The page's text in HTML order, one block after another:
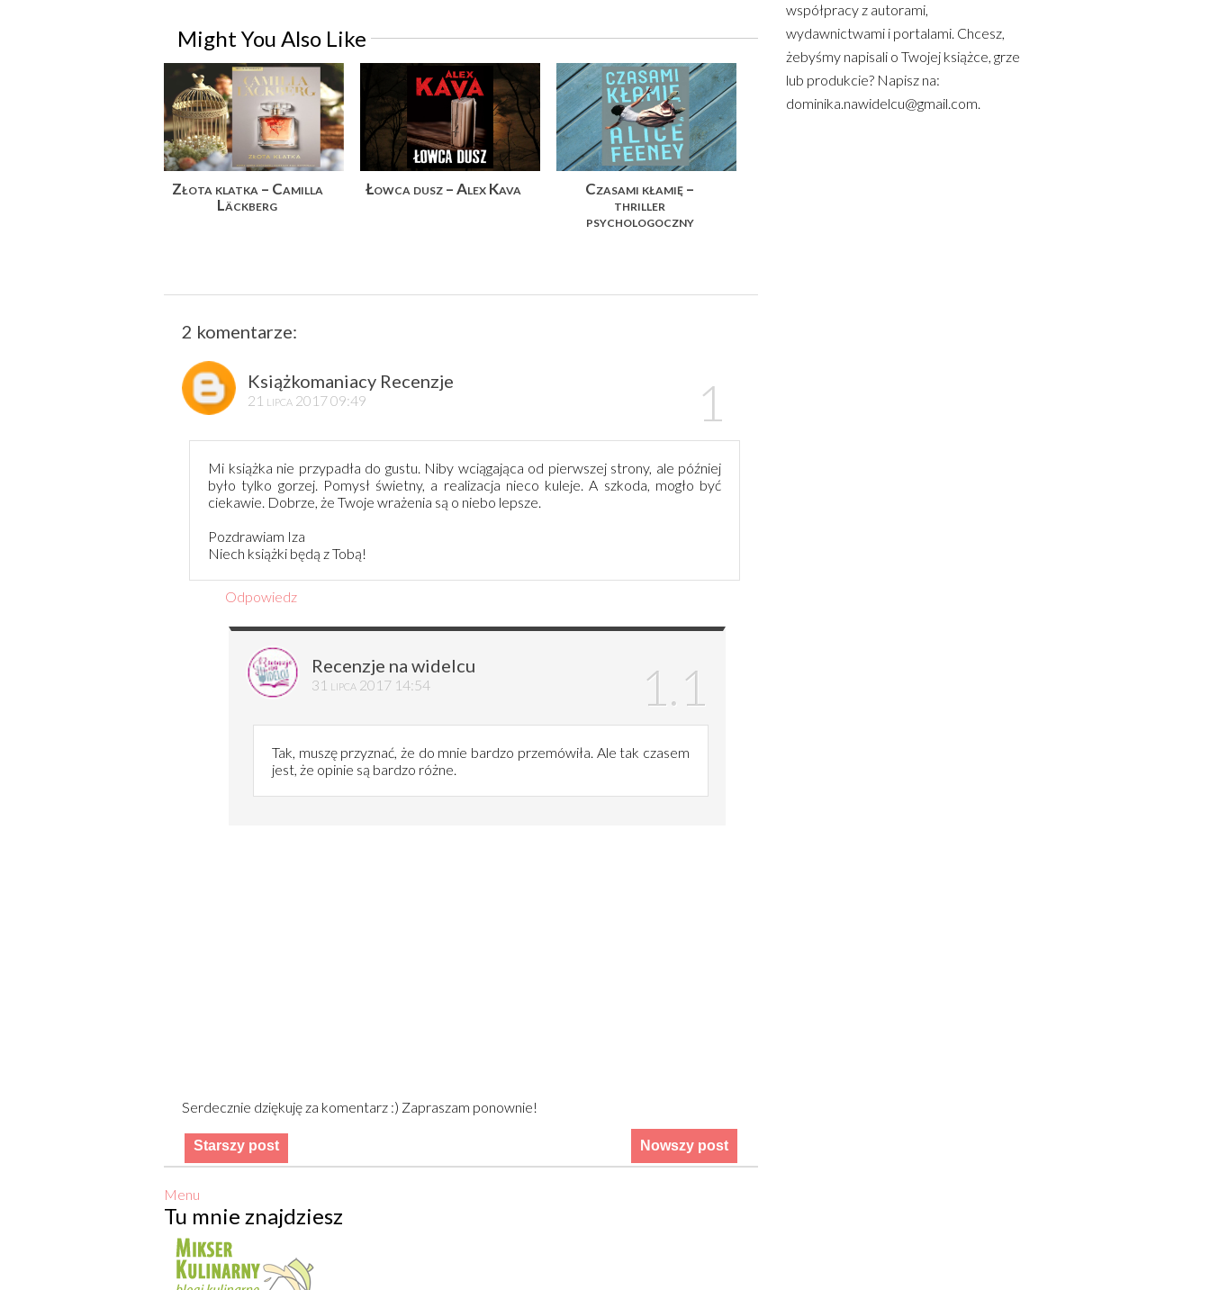
Might You Also Like
Złota klatka – Camilla
Läckberg
Łowca dusz – Alex Kava
Czasami kłamię –
thriller
psychologoczny
2 komentarze:
Książkomaniacy Recenzje
21 lipca 2017 09:49
Mi książka nie przypadła do gustu. Niby wciągająca od pierwszej strony, ale później
było tylko gorzej. Pomysł świetny, a realizacja nieco kuleje. A szkoda, mogło być
ciekawie. Dobrze, że Twoje wrażenia są o niebo lepsze.
Pozdrawiam Iza
Niech książki będą z Tobą!
Odpowiedz
Recenzje na widelcu
31 lipca 2017 14:54
Tak, muszę przyznać, że do mnie bardzo przemówiła. Ale tak czasem
jest, że opinie są bardzo różne.
Serdecznie dziękuję za komentarz :) Zapraszam ponownie!
Nowszy post
Starszy post
Menu
Tu mnie znajdziesz
współpracy z autorami,
wydawnictwami i portalami. Chcesz,
żebyśmy napisali o Twojej książce, grze
lub produkcie? Napisz na:
dominika.nawidelcu@gmail.com.